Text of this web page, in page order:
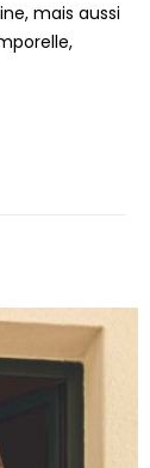
mais aussi